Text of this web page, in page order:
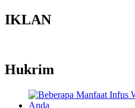
IKLAN
Hukrim